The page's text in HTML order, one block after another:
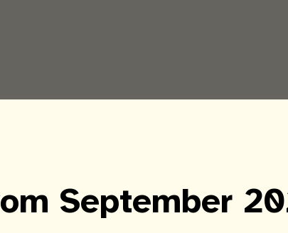
September